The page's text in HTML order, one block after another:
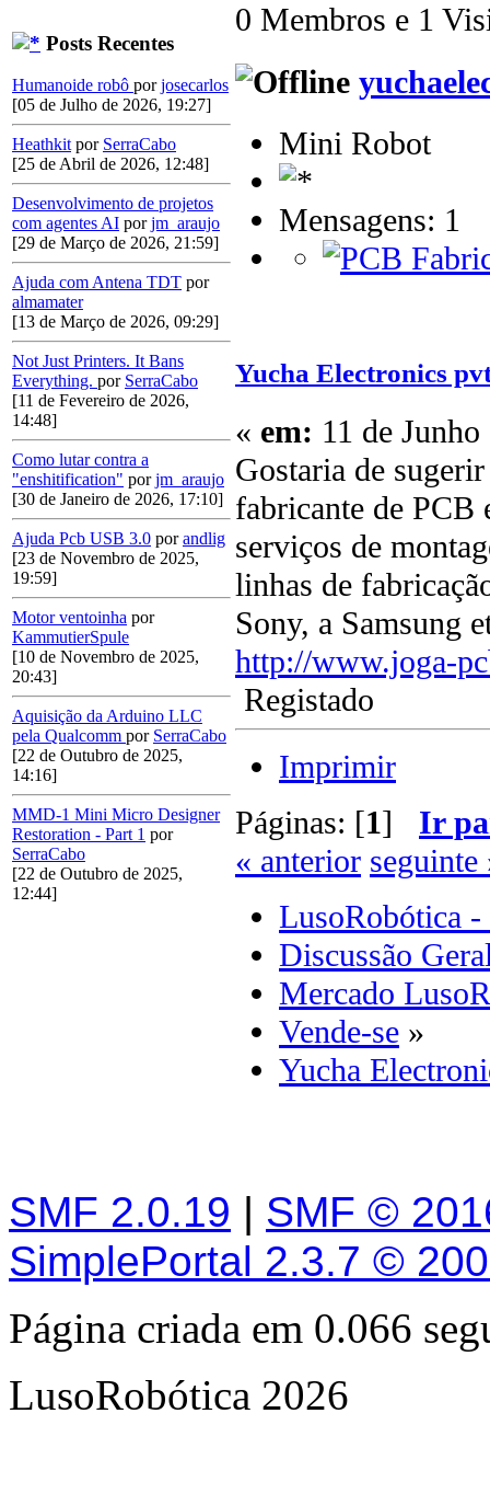
Posts Recentes
Humanoide robô porjosecarlos
[05 de Julho de 2026, 19:27]
Heathkit por SerraCabo
[25 de Abril de 2026, 12:48]
Desenvolvimento de projetos
com agentes AI porjm_araujo
[29 de Março de 2026, 21:59]
Ajuda com Antena TDT por
almamater
[13 de Março de 2026, 09:29]
Not Just Printers. It Bans
Everything. por SerraCabo
[11 de Fevereiro de 2026,
14:48]
Como lutar contra a
"enshitification" porjm_araujo
[30 de Janeiro de 2026, 17:10]
Ajuda Pcb USB 3.0 porandlig
[23 de Novembro de 2025,
19:59]
Motor ventoinha por
KammutierSpule
[10 de Novembro de 2025,
20:43]
Aquisição da Arduino LLC
pela Qualcomm por SerraCabo
[22 de Outubro de 2025,
14:16]
MMD-1 Mini Micro Designer
Restoration - Part 1 por
SerraCabo
[22 de Outubro de 2025,
12:44]
0 Membros e 1
Mini Robot
Mensagens: 1
Yucha Electronics
« em: 11 de
Gostaria de
fabricante de PCB
serviços de
linhas de
Sony, a Samsung
http://www.joga-
Registado
Imprimir
Páginas: [1] Ir
« anterior seguinte
LusoRobótica -
Discussão
Mercado
Vende-se »
Yucha
SMF 2.0.19 | SMF ©
SimplePortal 2.3.7 ©
Página criada em 0.066
LusoRobótica 2026